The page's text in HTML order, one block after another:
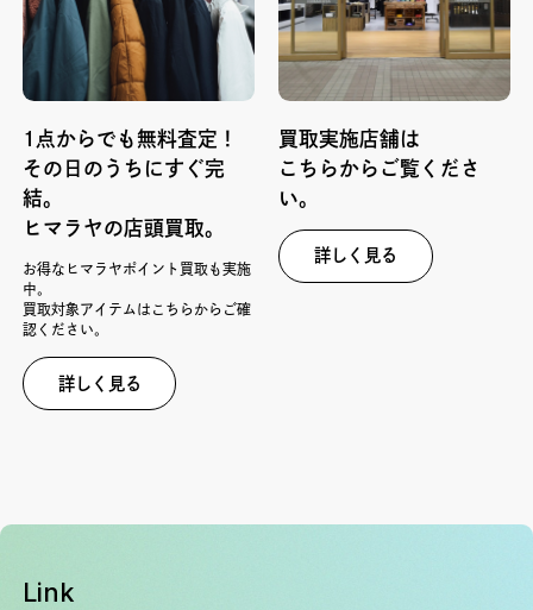
1点からでも無料査定！
その日のうちにすぐ完
結。
ヒマラヤの店頭買取。
お得なヒマラヤポイント買取も実施
中。
買取対象アイテムはこちらからご確
認ください。
詳しく見る
買取実施店舗は
こちらからご覧くださ
い。
詳しく見る
Link